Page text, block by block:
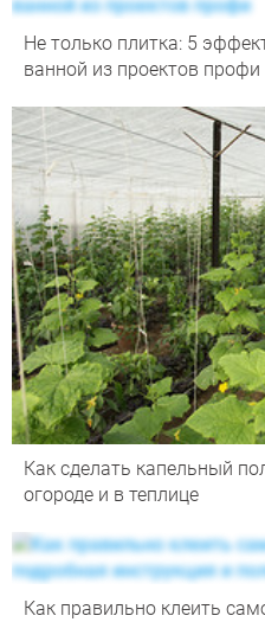
Не только плитка: 5
ванной из проектов профи
Как сделать капельный
огороде и в теплице
Как правильно клеить